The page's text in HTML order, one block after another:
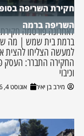
חקירת השריפה
השריפה ברמה
לאחרונה פורסמה
ברמת בית שמש | מה
למעשה הצליחו
החקירה התברר: העסק
וכיבוי
מירב בן יאיר אוגוסט 4, 2026